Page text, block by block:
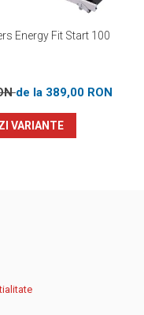
Energy Fit Start 100
de la 389,00 RON
VARIANTE